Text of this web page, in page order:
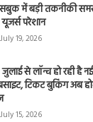
में बड़ी तकनीकी
परेशान
July 19, 2026
से लॉन्च हो रही है
टिकट बुकिंग अब
July 15, 2026